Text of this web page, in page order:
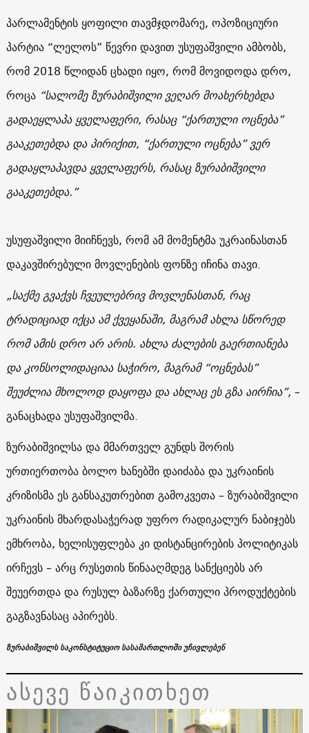
პარლამენტის ყოფილი თავმჯდომარე, ოპოზიციური
პარტია “ლელოს” წევრი დავით უსუფაშვილი ამბობს,
რომ 2018 წლიდან ცხადი იყო, რომ მოვიდოდა დრო,
როცა “სალომე ზურაბიშვილი ვეღარ მოახერხებდა
გადაეყლაპა ყველაფერი, რასაც “ქართული ოცნება”
გააკეთებდა და პირიქით, “ქართული ოცნება” ვერ
გადაყლაპავდა ყველაფერს, რასაც ზურაბიშვილი
გააკეთებდა.”
უსუფაშვილი მიიჩნევს, რომ ამ მომენტმა უკრაინასთან
დაკავშირებული მოვლენების ფონზე იჩინა თავი.
„საქმე გვაქვს ჩვეულებრივ მოვლენასთან, რაც
ტრადიციად იქცა ამ ქვეყანაში, მაგრამ ახლა სწორედ
რომ ამის დრო არ არის. ახლა ძალების გაერთიანება
და კონსოლიდაციაა საჭირო, მაგრამ “ოცნებას”
შეუძლია მხოლოდ დაყოფა და ახლაც ეს გზა აირჩია”, –
განაცხადა უსუფაშვილმა.
ზურაბიშვილსა და მმართველ გუნდს შორის
ურთიერთობა ბოლო ხანებში დაიძაბა და უკრაინის
კრიზისმა ეს განსაკუთრებით გამოკვეთა – ზურაბიშვილი
უკრაინის მხარდასაჭერად უფრო რადიკალურ ნაბიჯებს
ემხრობა, ხელისუფლება კი დისტანცირების პოლიტიკას
ირჩევს – არც რუსეთის წინააღმდეგ სანქციებს არ
შეუერთდა და რუსულ ბაზარზე ქართული პროდუქტების
გაგზავნასაც აპირებს.
ზურაბიშვილს საკონსტიტუციო სასამართლოში უჩივლებენ
ასევე წაიკითხეთ